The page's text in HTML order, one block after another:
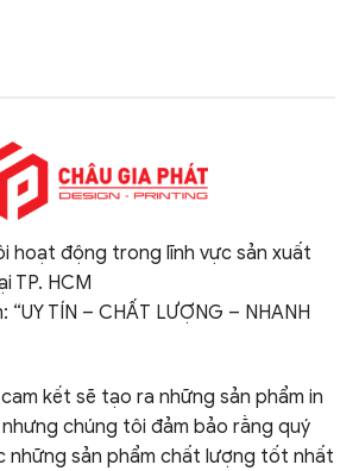
hoạt động trong lĩnh vực sản xuất
TP. HCM
TÍN – CHẤT LƯỢNG – NHANH
kết sẽ tạo ra những sản phẩm in
chúng tôi đảm bảo rằng quý
những sản phẩm chất lượng tốt nhất